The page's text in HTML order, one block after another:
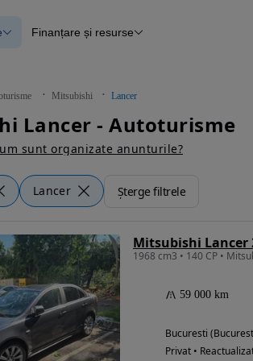
verificate
Blog Autovit.ro
Finanțare și resurse
Mitsubishi Lancer
Lancer - Autoturisme
sunt organizate anunturile?
Lancer Șterge filtrele
Mitsubishi Lancer
59 000 km
Bucuresti
Privat •